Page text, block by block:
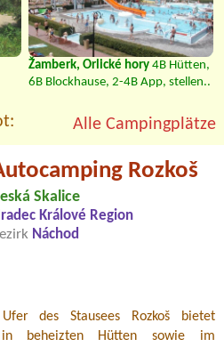
Žamberk, Orlické hory 4B Hütten,
6B Blockhause, 2-4B App, stellen..
Alle Campingplätze
Rozkoš
Skalice
Králové Region
Náchod
des Stausees Rozkoš bietet
in beheizten Hütten sowie im